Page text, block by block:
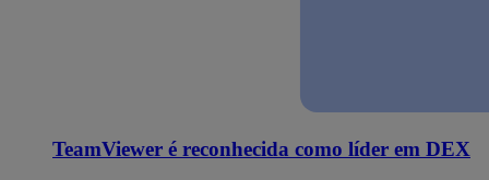
TeamViewer é reconhecida como líder em DEX